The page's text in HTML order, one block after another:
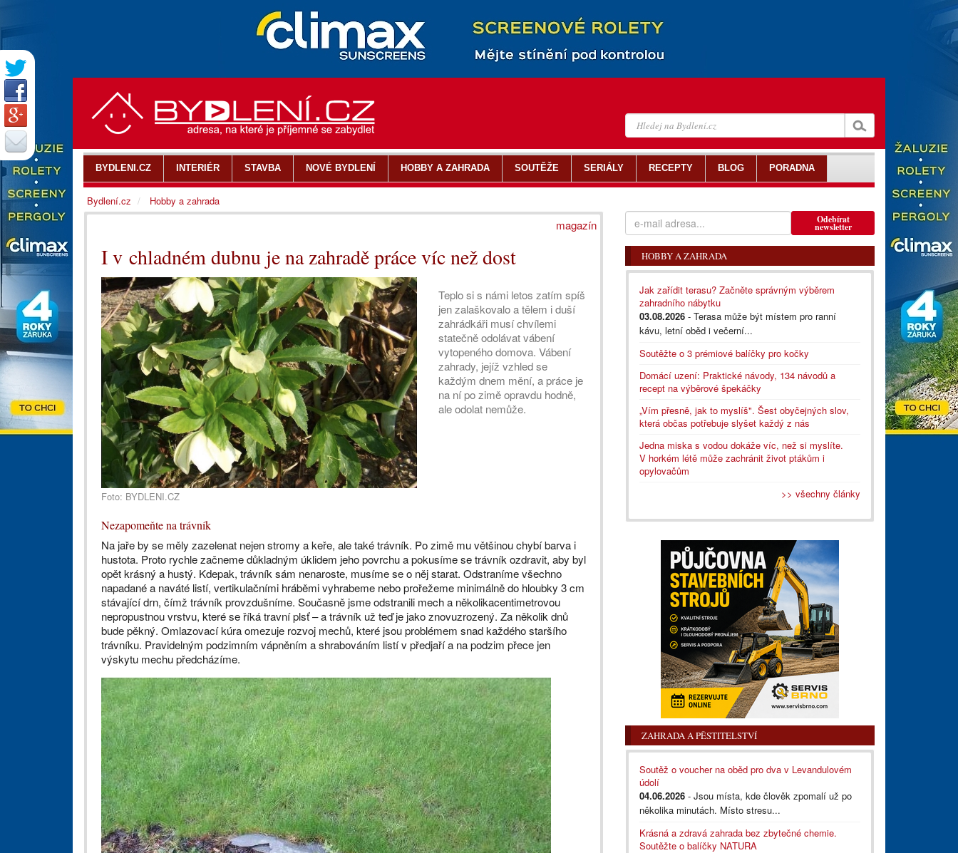
magazín
I v chladném dubnu je na zahradě práce víc než dost
Foto: BYDLENI.CZ
Teplo si s námi letos zatím spíš
jen zalaškovalo a tělem i duší
zahrádkáři musí chvílemi
statečně odolávat vábení
vytopeného domova. Vábení
zahrady, jejíž vzhled se
každým dnem mění, a práce je
na ní po zimě opravdu hodně,
ale odolat nemůže.
Nezapomeňte na trávník
Na jaře by se měly zazelenat nejen stromy a keře, ale také trávník. Po zimě mu většinou chybí barva i
hustota. Proto rychle začneme důkladným úklidem jeho povrchu a pokusíme se trávník ozdravit, aby byl
opět krásný a hustý. Kdepak, trávník sám nenaroste, musíme se o něj starat. Odstraníme všechno
napadané a naváté listí, vertikulačními hráběmi vyhrabeme nebo prořežeme minimálně do hloubky 3 cm
stávající drn, čímž trávník provzdušníme. Současně jsme odstranili mech a několikacentimetrovou
nepropustnou vrstvu, které se říká travní plsť – a trávník už teď je jako znovuzrozený. Za několik dnů
bude pěkný. Omlazovací kúra omezuje rozvoj mechů, které jsou problémem snad každého staršího
trávníku. Pravidelným podzimním vápněním a shrabováním listí v předjaří a na podzim přece jen
výskytu mechu předcházíme.
Odebírat
newsletter
HOBBY A ZAHRADA
Jak zařídit terasu? Začněte správným výběrem
zahradního nábytku
03.08.2026 - Terasa může být místem pro ranní
kávu, letní oběd i večerní...
Soutěžte o 3 prémiové balíčky pro kočky
Domácí uzení: Praktické návody, 134 návodů a
recept na výběrové špekáčky
„Vím přesně, jak to myslíš". Šest obyčejných slov,
která občas potřebuje slyšet každý z nás
Jedna miska s vodou dokáže víc, než si myslíte.
V horkém létě může zachránit život ptákům i
opylovačům
>> všechny články
ZAHRADA A PĚSTITELSTVÍ
Soutěž o voucher na oběd pro dva v Levandulovém
údolí
04.06.2026 - Jsou místa, kde člověk zpomalí už po
několika minutách. Místo stresu...
Krásná a zdravá zahrada bez zbytečné chemie.
Soutěžte o balíčky NATURA
BYDLENI.CZ INTERIÉR STAVBA NOVÉ BYDLENÍ HOBBY A ZAHRADA SOUTĚŽE SERIÁLY RECEPTY BLOG PORADNA
Bydlení.cz Hobby a zahrada